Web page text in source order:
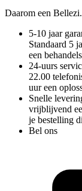
Daarom een Bellezi.
5-10 jaar
Standaard 5
een
24-uurs
22.00
uur een
Snelle
vrijblijvend
je bestelling
Bel ons